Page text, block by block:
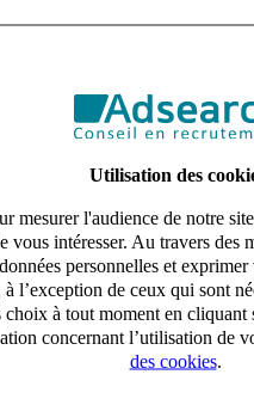
Utilisation des
mesurer l'audience de notre
vous intéresser. Au travers
personnelles et
l’exception de ceux qui sont
à tout moment en cliquant
concernant l’utilisation de
des cookies.